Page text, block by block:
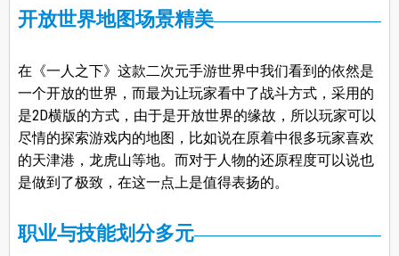
开放世界地图场景精美
在《一人之下》这款二次元手游世界中我们看到的依然是
一个开放的世界，而最为让玩家看中了战斗方式，采用的
是2D横版的方式，由于是开放世界的缘故，所以玩家可以
尽情的探索游戏内的地图，比如说在原着中很多玩家喜欢
的天津港，龙虎山等地。而对于人物的还原程度可以说也
是做到了极致，在这一点上是值得表扬的。
职业与技能划分多元